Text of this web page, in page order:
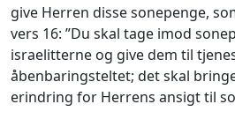
give Herren disse sonepenge,
vers 16: ”Du skal tage imod
israelitterne og give dem til
åbenbaringsteltet; det skal
erindring for Herrens ansigt til